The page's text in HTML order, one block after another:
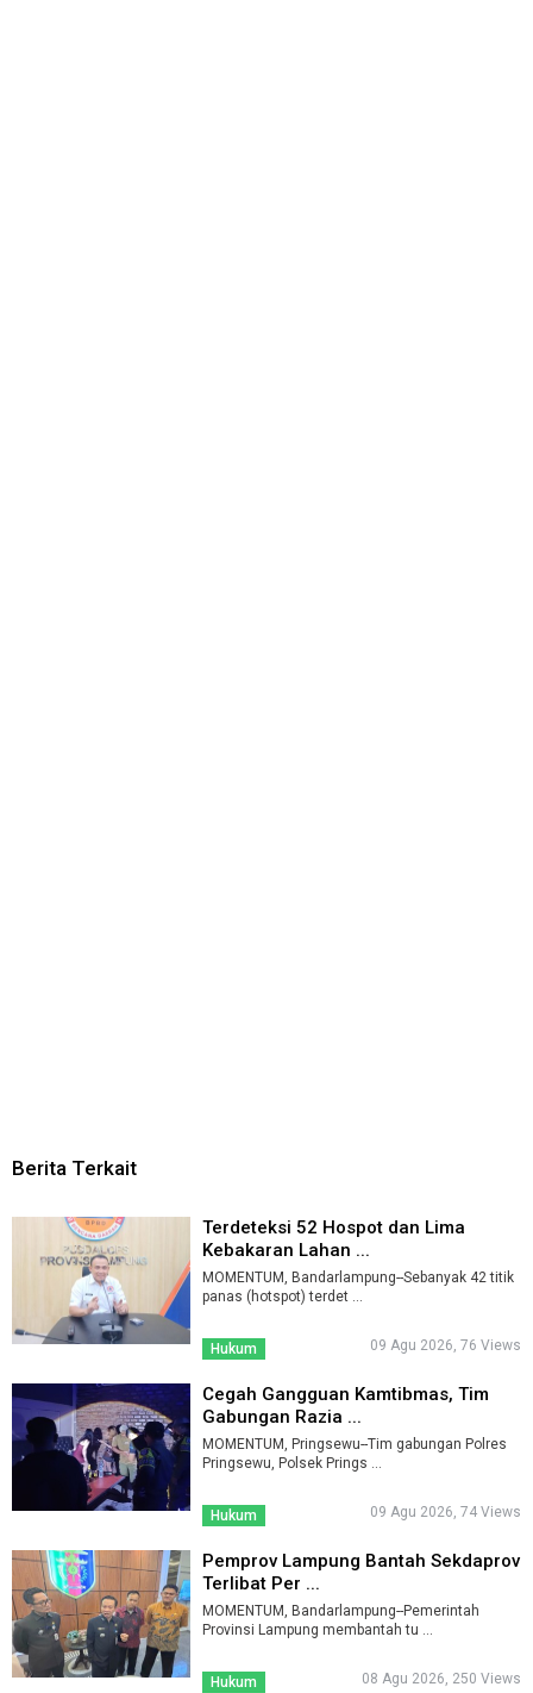
Berita Terkait
Terdeteksi 52 Hospot dan Lima
Kebakaran Lahan ...
MOMENTUM, Bandarlampung--Sebanyak 42 titik
panas (hotspot) terdet ...
Hukum 09 Agu 2026, 76 Views
Cegah Gangguan Kamtibmas, Tim
Gabungan Razia ...
MOMENTUM, Pringsewu--Tim gabungan Polres
Pringsewu, Polsek Prings ...
Hukum 09 Agu 2026, 74 Views
Pemprov Lampung Bantah Sekdaprov
Terlibat Per ...
MOMENTUM, Bandarlampung--Pemerintah
Provinsi Lampung membantah tu ...
Hukum 08 Agu 2026, 250 Views